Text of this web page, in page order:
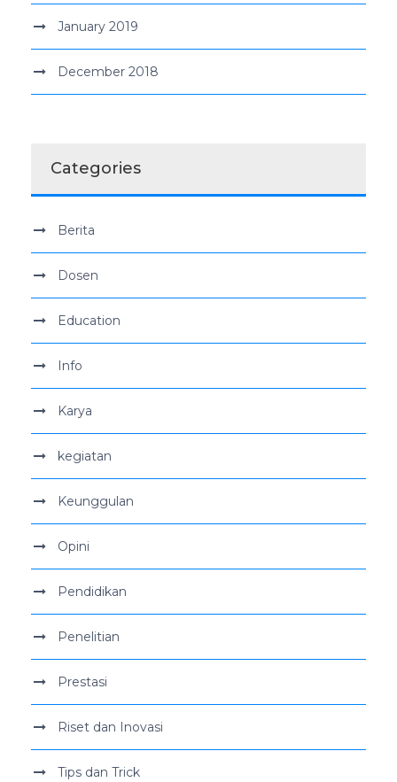
January 2019
December 2018
Categories
Berita
Dosen
Education
Info
Karya
kegiatan
Keunggulan
Opini
Pendidikan
Penelitian
Prestasi
Riset dan Inovasi
Tips dan Trick